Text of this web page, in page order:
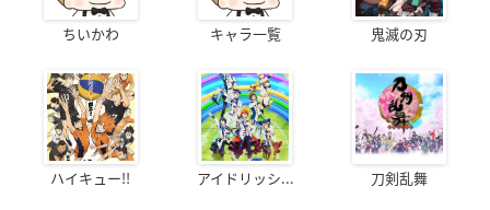
ちいかわ キャラ一覧 鬼滅の刃
ハイキュー!! アイドリッシ... 刀剣乱舞